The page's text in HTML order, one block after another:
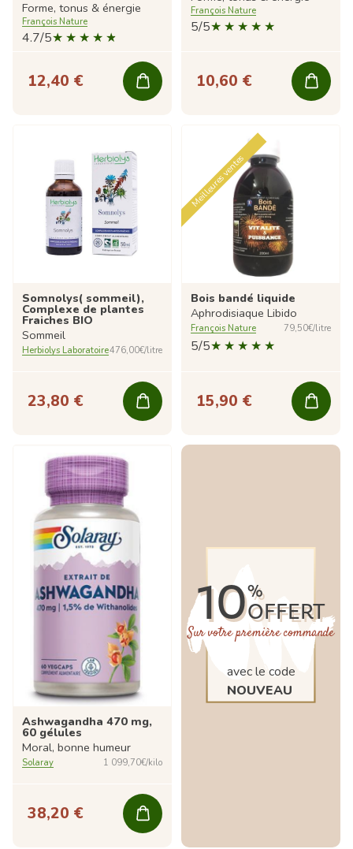
Forme, tonus & énergie
François Nature
4.7/5
12,40 €
François Nature
5/5
10,60 €
Somnolys( sommeil),
Complexe de plantes
Fraiches BIO
Sommeil
Herbiolys Laboratoire476,00€/litre
23,80 €
Meilleures ventes
Bois bandé liquide
Aphrodisiaque Libido
François Nature 79,50€/litre
5/5
15,90 €
Ashwagandha 470 mg,
60 gélules
Moral, bonne humeur
Solaray 1 099,70€/kilo
38,20 €
10%
OFFERT
Sur votre première commande
avec le code
NOUVEAU